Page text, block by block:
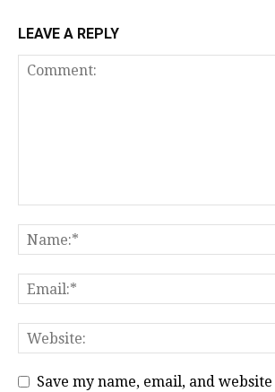
LEAVE A REPLY
Save my name, email, and